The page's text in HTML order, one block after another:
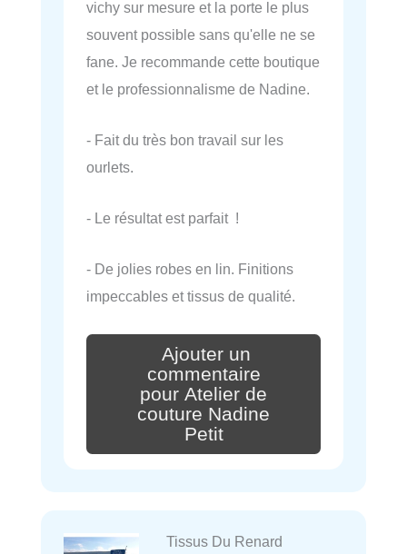
vichy sur mesure et la porte le plus
souvent possible sans qu'elle ne se
fane. Je recommande cette boutique
et le professionnalisme de Nadine.
- Fait du très bon travail sur les
ourlets.
- Le résultat est parfait !
- De jolies robes en lin. Finitions
impeccables et tissus de qualité.
Ajouter un
commentaire
pour Atelier de
couture Nadine
Petit
Tissus Du Renard